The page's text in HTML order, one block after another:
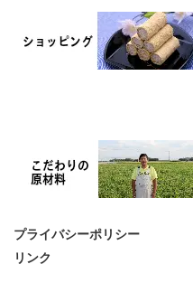
プライバシーポリシー
リンク